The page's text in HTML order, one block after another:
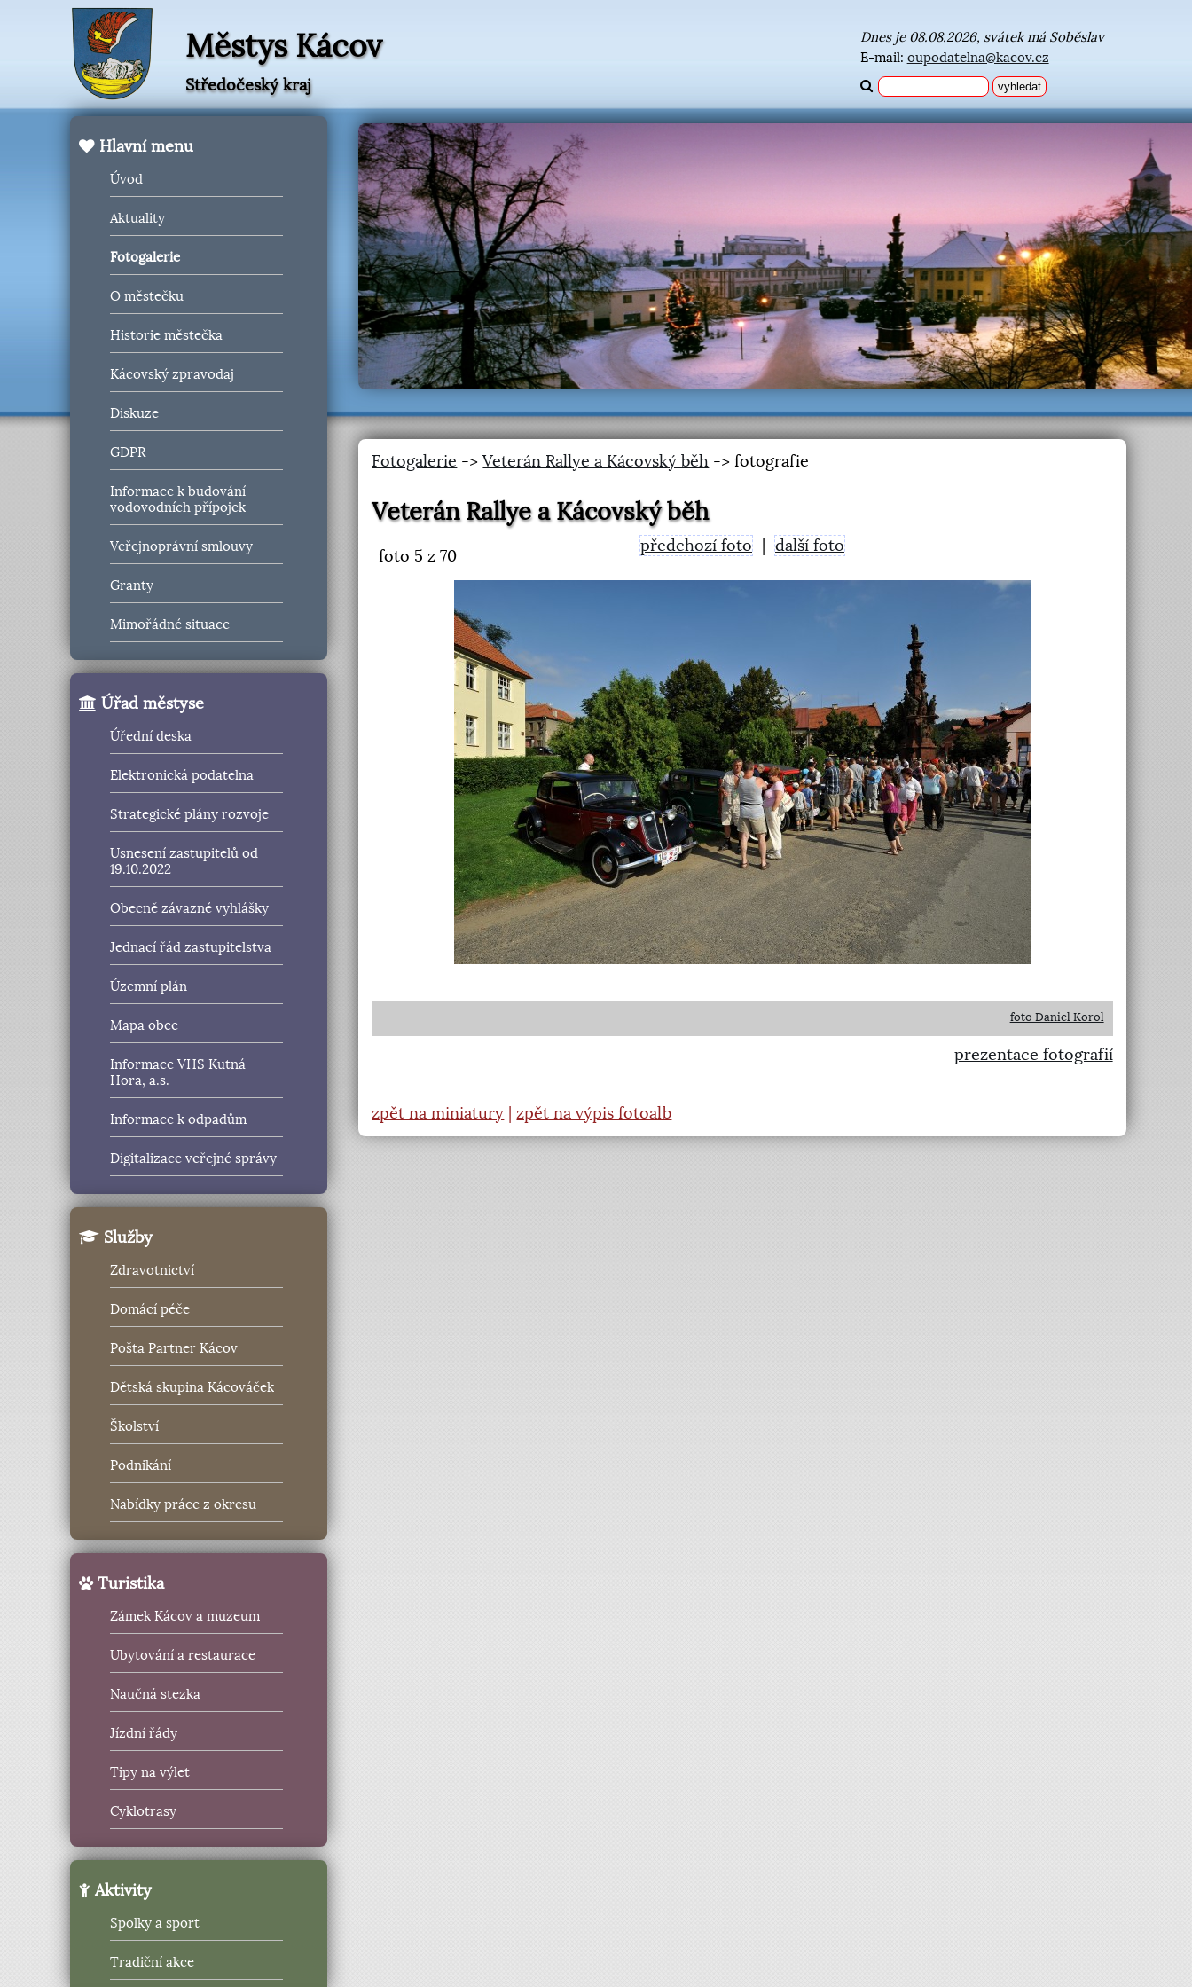
Městys Kácov
Středočeský kraj
Dnes je 08.08.2026, svátek má Soběslav
E-mail: oupodatelna@kacov.cz
Hlavní menu
Úvod
Aktuality
Fotogalerie
O městečku
Historie městečka
Kácovský zpravodaj
Diskuze
GDPR
Informace k budování
vodovodních přípojek
Veřejnoprávní smlouvy
Granty
Mimořádné situace
Úřad městyse
Úřední deska
Elektronická podatelna
Strategické plány rozvoje
Usnesení zastupitelů od
19.10.2022
Obecně závazné vyhlášky
Jednací řád zastupitelstva
Územní plán
Mapa obce
Informace VHS Kutná
Hora, a.s.
Informace k odpadům
Digitalizace veřejné správy
Služby
Zdravotnictví
Domácí péče
Pošta Partner Kácov
Dětská skupina Kácováček
Školství
Podnikání
Nabídky práce z okresu
Turistika
Zámek Kácov a muzeum
Ubytování a restaurace
Naučná stezka
Jízdní řády
Tipy na výlet
Cyklotrasy
Aktivity
Spolky a sport
Tradiční akce
Fotogalerie ->Veterán Rallye a Kácovský běh -> fotografie
Veterán Rallye a Kácovský běh
foto 5 z 70
předchozí foto další foto
< >
foto Daniel Korol
prezentace fotografií
zpět na miniatury |zpět na výpis fotoalb